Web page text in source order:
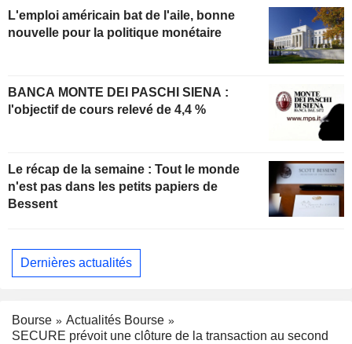
L'emploi américain bat de l'aile, bonne
nouvelle pour la politique monétaire
BANCA MONTE DEI PASCHI SIENA :
l'objectif de cours relevé de 4,4 %
Le récap de la semaine : Tout le monde
n'est pas dans les petits papiers de
Bessent
Dernières actualités
Bourse
Actualités Bourse
SECURE prévoit une clôture de la transaction au second